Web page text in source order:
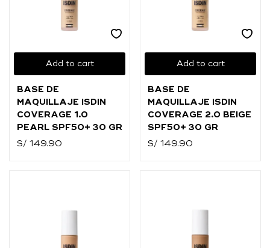
Add to cart
BASE DE
MAQUILLAJE ISDIN
COVERAGE 1.0
PEARL SPF50+ 30 GR
S/ 149.90
Add to cart
BASE DE
MAQUILLAJE ISDIN
COVERAGE 2.0 BEIGE
SPF50+ 30 GR
S/ 149.90